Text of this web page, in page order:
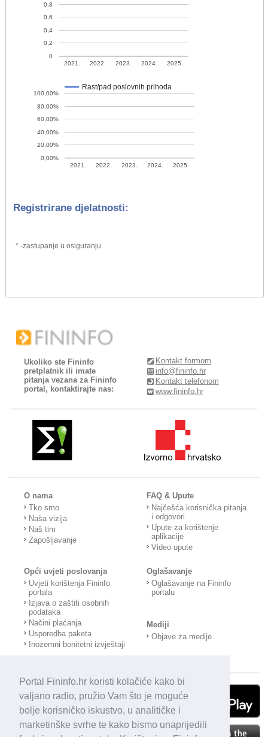
Portal Fininfo.hr koristi kolačiće kako bi
valjano radio, pružio Vam što je moguće
bolje korisničko iskustvo, u analitičke i
marketinške svrhe te kako bismo unaprijedili
2021. 2022. 2023. 2024. 2025.
0
0,2
0,4
0,6
0,8
Rast/pad poslovnih prihoda
2021. 2022. 2023. 2024. 2025.
0,00%
20,00%
40,00%
60,00%
80,00%
100,00%
Registrirane djelatnosti:
* -zastupanje u osiguranju
Ukoliko ste Fininfo
pretplatnik ili imate
pitanja vezana za Fininfo
portal, kontaktirajte nas:
Kontakt formom
info@fininfo.hr
Kontakt telefonom
www.fininfo.hr
O nama
Tko smo
Naša vizija
Naš tim
Zapošljavanje
FAQ & Upute
Najčešća korisnička pitanja
i odgovori
Upute za korištenje
aplikacije
Video upute
Opći uvjeti poslovanja
Uvjeti korištenja Fininfo
portala
Izjava o zaštiti osobnih
podataka
Načini plaćanja
Usporedba paketa
Inozemni bonitetni izvještaji
Oglašavanje
Oglašavanje na Fininfo
portalu
Mediji
Objave za medije